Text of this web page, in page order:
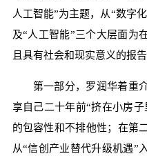
人工智能”为主题，从“数字
及“人工智能”三个大层面为
且具有社会和现实意义的报告
第一部分，罗润华着重
享自己二十年前“挤在小房
的包容性和不排他性；在第
从“信创产业替代升级机遇”